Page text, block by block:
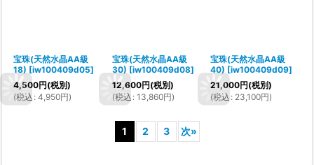
宝珠(天然水晶AA級
18) [iw100409d05]
4,500円(税別)
(税込 : 4,950円)
宝珠(天然水晶AA級
30) [iw100409d08]
12,600円(税別)
(税込 : 13,860円)
宝珠(天然水晶AA級
40) [iw100409d09]
21,000円(税別)
(税込 : 23,100円)
1 2 3 次»